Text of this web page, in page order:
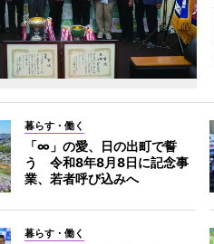
暮らす・働く
「∞」の愛、日の出町で誓
う 令和8年8月8日に記念事
業、若者呼び込みへ
暮らす・働く